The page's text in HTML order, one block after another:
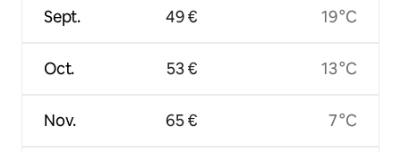
Sept.
Oct.
Nov.
49 €
53 €
65 €
19 °C
13 °C
7 °C